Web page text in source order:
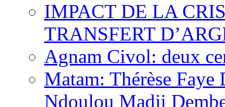
IMPACT DE LA
TRANSFERT
Agnam Civol: deux
Matam: Thérèse
Ndoulou Madji